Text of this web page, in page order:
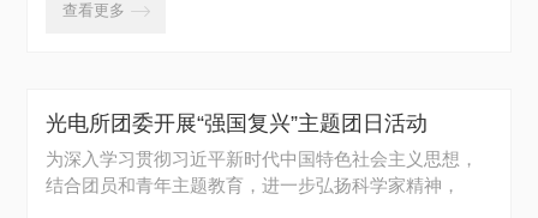
查看更多 
光电所团委开展“强国复兴”主题团日活动
为深入学习贯彻习近平新时代中国特色社会主义思想，
结合团员和青年主题教育，进一步弘扬科学家精神，